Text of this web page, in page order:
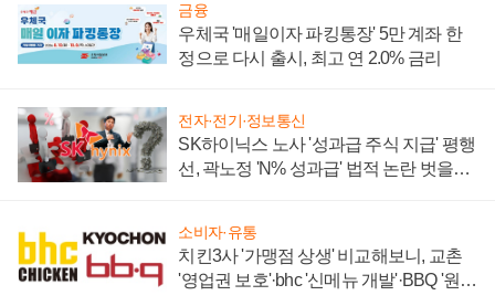
금융
우체국 '매일이자 파킹통장' 5만 계좌 한
정으로 다시 출시, 최고 연 2.0% 금리
전자·전기·정보통신
SK하이닉스 노사 '성과급 주식 지급' 평행
선, 곽노정 'N% 성과급' 법적 논란 벗을지
소비자·유통
치킨3사 '가맹점 상생' 비교해보니, 교촌
'영업권 보호'·bhc '신메뉴 개발'·BBQ '원가